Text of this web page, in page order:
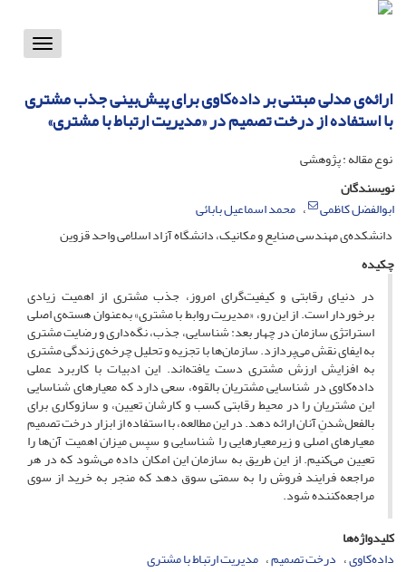
Toggle
ارائه‌ی مدلی مبتنی بر داده‌کاوی برای پیش‌بینی جذب مشتری
با استفاده از درخت تصمیم در «مدیریت ارتباط با مشتری»
نوع مقاله : پژوهشی
نویسندگان
ابوالفضل کاظمی
محمد اسماعیل بابائی
دانشکده‌ی مهندسی صنایع و مکانیک، دانشگاه آزاد اسلامی واحد قزوین
چکیده
در دنیای رقابتی و کیفیت‌گرای امروز، جذب مشتری از اهمیت زیادی
برخوردار است. از این رو، «مدیریت روابط با مشتری» به‌عنوان هسته‌ی اصلی
استراتژی سازمان در چهار بعد: شناسایی، جذب، نگه‌داری و رضایت مشتری
به ایفای نقش می‌پردازد. سازمان‌ها با تجزیه و تحلیل چرخه‌ی زندگی مشتری
به افزایش ارزش مشتری دست یافته‌اند. این ادبیات با کاربرد عملی
داده‌کاوی در شناسایی مشتریان بالقوه، سعی دارد که معیارهای شناسایی
این مشتریان را در محیط رقابتی کسب و کارشان تعیین، و سازوکاری برای
بالفعل‌شدنِ آنان ارائه دهد. در این مطالعه، با استفاده از ابزار درخت تصمیم
معیارهای اصلی و زیرمعیارهایی را شناسایی و سپس میزان اهمیت آن‌ها را
تعیین می‌کنیم. از این طریق به سازمان این امکان داده می‌شود که در هر
مراجعه فرایند فروش را به سمتی سوق دهد که منجر به خرید از سوی
مراجعه‌کننده شود.
کلیدواژه‌ها
داده‌کاوی درخت تصمیم مدیریت ارتباط با مشتری